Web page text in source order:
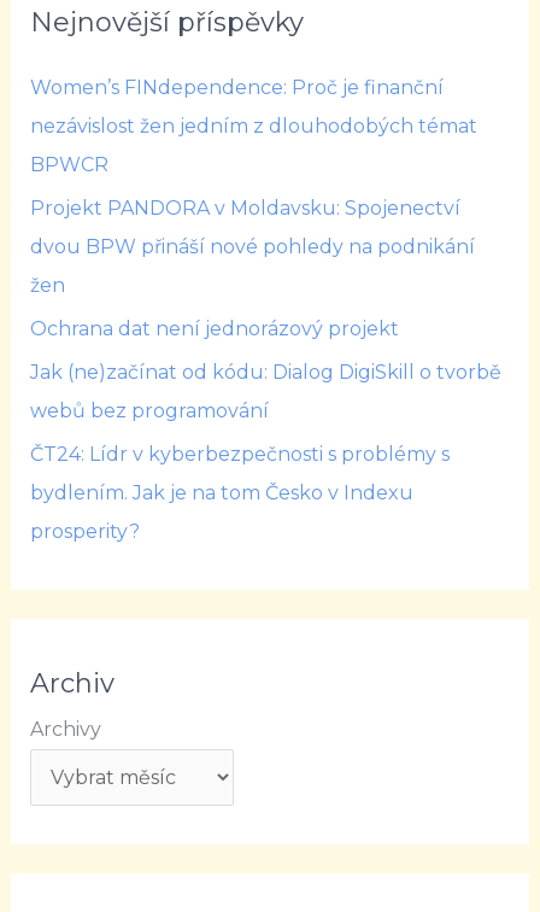
Nejnovější příspěvky
Women’s FINdependence: Proč je finanční
nezávislost žen jedním z dlouhodobých témat
BPWCR
Projekt PANDORA v Moldavsku: Spojenectví
dvou BPW přináší nové pohledy na podnikání
žen
Ochrana dat není jednorázový projekt
Jak (ne)začínat od kódu: Dialog DigiSkill o tvorbě
webů bez programování
ČT24: Lídr v kyberbezpečnosti s problémy s
bydlením. Jak je na tom Česko v Indexu
prosperity?
Archiv
Archivy